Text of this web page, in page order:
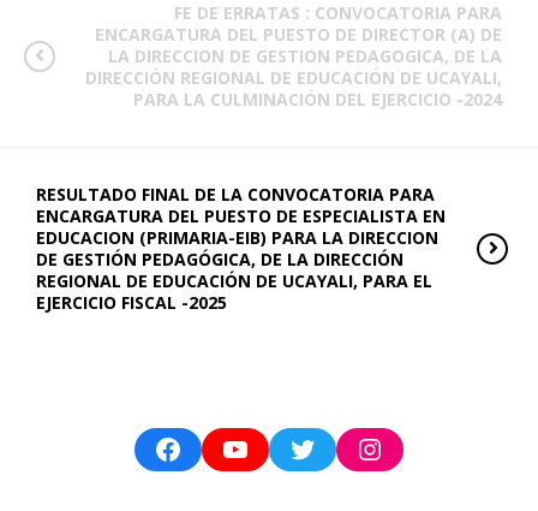
FE DE ERRATAS : CONVOCATORIA PARA
ENCARGATURA DEL PUESTO DE DIRECTOR (A) DE
LA DIRECCION DE GESTION PEDAGOGICA, DE LA
DIRECCIÓN REGIONAL DE EDUCACIÓN DE UCAYALI,
PARA LA CULMINACIÓN DEL EJERCICIO -2024
RESULTADO FINAL DE LA CONVOCATORIA PARA
ENCARGATURA DEL PUESTO DE ESPECIALISTA EN
EDUCACION (PRIMARIA-EIB) PARA LA DIRECCION
DE GESTIÓN PEDAGÓGICA, DE LA DIRECCIÓN
REGIONAL DE EDUCACIÓN DE UCAYALI, PARA EL
EJERCICIO FISCAL -2025